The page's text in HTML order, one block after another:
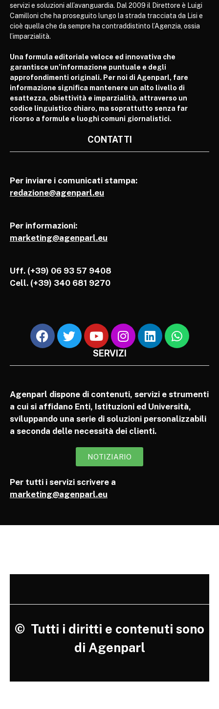
servizi e soluzioni all’avanguardia. Dal 2009 il Direttore è Luigi
Camilloni che ha proseguito lungo la strada tracciata da Lisi e
cioè quella che da sempre ha contraddistinto l’Agenzia, ossia
l’imparzialità.
Una formula editoriale veloce ed innovativa che
garantisce un’informazione puntuale e degli
approfondimenti originali. Per noi di Agenparl, fare
informazione significa mantenere un alto livello di
esattezza, obiettività e imparzialità, attraverso un
codice linguistico chiaro, ma soprattutto senza far
ricorso a formule e luoghi comuni giornalistici.
CONTATTI
Per inviare i comunicati stampa:
redazione@agenparl.eu
Per informazioni:
marketing@agenparl.eu
Uff. (+39) 06 93 57 9408
Cell. (+39) 340 681 9270
SERVIZI
Agenparl dispone di contenuti, servizi e strumenti
a cui si affidano Enti, Istituzioni ed Università,
sviluppando una serie di soluzioni personalizzabili
a seconda delle necessità dei clienti.
NOTIZIARIO
Per tutti i servizi scrivere a
marketing@agenparl.eu
© Tutti i diritti e contenuti sono
di Agenparl